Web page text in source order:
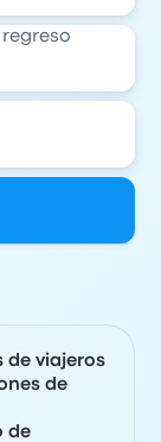
regreso
de viajeros
de
de